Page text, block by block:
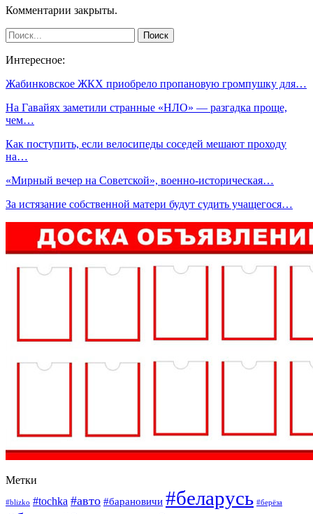
Комментарии закрыты.
Интересное:
Жабинковское ЖКХ приобрело пропановую громпушку для…
На Гавайях заметили странные «НЛО» — разгадка проще,
чем…
Как поступить, если велосипеды соседей мешают проходу
на…
«Мирный вечер на Советской», военно-историческая…
За истязание собственной матери будут судить учащегося…
Метки
#blizko #tochka #авто #барановичи #беларусь #берёза